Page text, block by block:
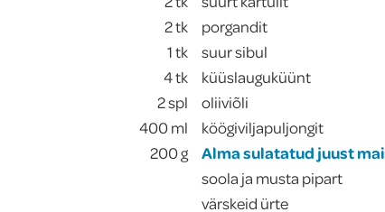
2tk
porgandit
1tk
suur sibul
4tk
küüslauguküünt
2spl
oliiviõli
400ml
köögiviljapuljongit
200g
Alma sulatatud juust
soola ja musta pipart
värskeid ürte